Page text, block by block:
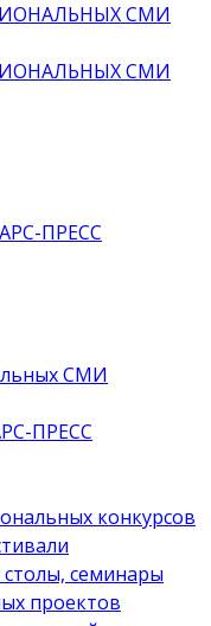
ПРЕСС
СМИ
ПРЕСС
конкурсов
семинары
проектов